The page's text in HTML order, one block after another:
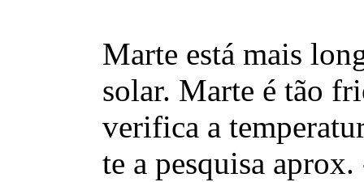
Marte está mais
solar. Marte é tão
verifica a
te a pesquisa aprox.